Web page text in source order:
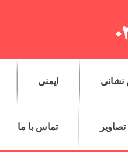
نشانی ایمنی
تماس با ما